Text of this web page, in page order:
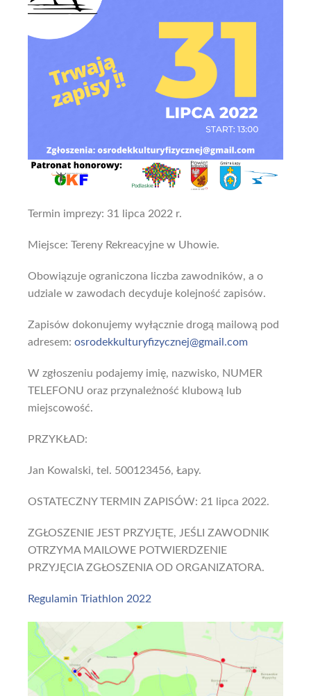
Termin imprezy: 31 lipca 2022 r.
Miejsce: Tereny Rekreacyjne w Uhowie.
Obowiązuje ograniczona liczba zawodników, a o
udziale w zawodach decyduje kolejność zapisów.
Zapisów dokonujemy wyłącznie drogą mailową pod
adresem: osrodekkulturyfizycznej@gmail.com
W zgłoszeniu podajemy imię, nazwisko, NUMER
TELEFONU oraz przynależność klubową lub
miejscowość.
PRZYKŁAD:
Jan Kowalski, tel. 500123456, Łapy.
OSTATECZNY TERMIN ZAPISÓW: 21 lipca 2022.
ZGŁOSZENIE JEST PRZYJĘTE, JEŚLI ZAWODNIK
OTRZYMA MAILOWE POTWIERDZENIE
PRZYJĘCIA ZGŁOSZENIA OD ORGANIZATORA.
Regulamin Triathlon 2022